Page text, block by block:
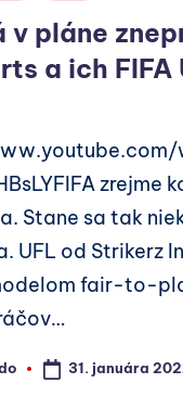
v pláne
a ich
zrejme
Stane sa tak
UFL od Strikerz
fair-to-
31. januára